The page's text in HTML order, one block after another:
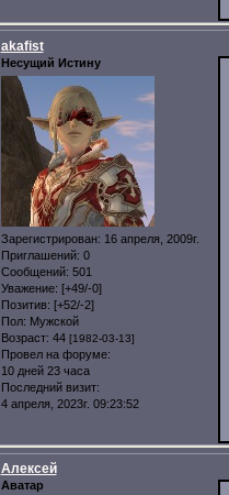
akafist
Несущий Истину
Зарегистрирован: 16 апреля, 2009г.
Приглашений: 0
Сообщений: 501
Уважение: [+49/-0]
Позитив: [+52/-2]
Пол: Мужской
Возраст: 44 [1982-03-13]
Провел на форуме:
10 дней 23 часа
Последний визит:
4 апреля, 2023г. 09:23:52
Алексей
Аватар